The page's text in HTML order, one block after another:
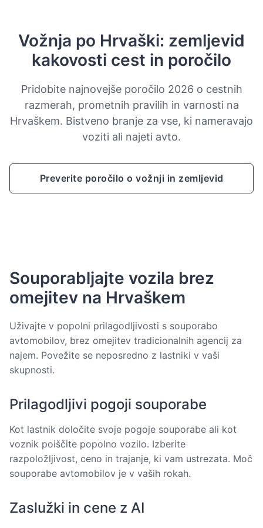
Vožnja po Hrvaški: zemljevid
kakovosti cest in poročilo
Pridobite najnovejše poročilo 2026 o cestnih
razmerah, prometnih pravilih in varnosti na
Hrvaškem. Bistveno branje za vse, ki nameravajo
voziti ali najeti avto.
Preverite poročilo o vožnji in zemljevid
Souporabljajte vozila brez
omejitev na Hrvaškem
Uživajte v popolni prilagodljivosti s souporabo
avtomobilov, brez omejitev tradicionalnih agencij za
najem. Povežite se neposredno z lastniki v vaši
skupnosti.
Prilagodljivi pogoji souporabe
Kot lastnik določite svoje pogoje souporabe ali kot
voznik poiščite popolno vozilo. Izberite
razpoložljivost, ceno in trajanje, ki vam ustrezata. Moč
souporabe avtomobilov je v vaših rokah.
Zaslužki in cene z AI